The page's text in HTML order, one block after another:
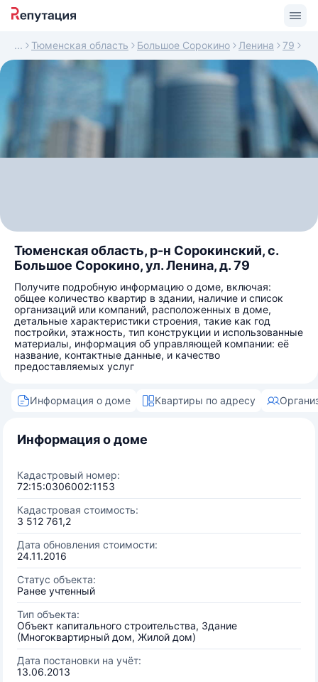
Тюменская область Большое Сорокино Ленина 79
Тюменская область, р-н Сорокинский, с.
Большое Сорокино, ул. Ленина, д. 79
Получите подробную информацию о доме, включая:
общее количество квартир в здании, наличие и список
организаций или компаний, расположенных в доме,
детальные характеристики строения, такие как год
постройки, этажность, тип конструкции и использованные
материалы, информация об управляющей компании: её
название, контактные данные, и качество
предоставляемых услуг
Информация о доме Квартиры по адресу
Информация о доме
Кадастровый номер:
72:15:0306002:1153
Кадастровая стоимость:
3 512 761,2
Дата обновления стоимости:
24.11.2016
Статус объекта:
Ранее учтенный
Тип объекта:
Объект капитального строительства, Здание
(Многоквартирный дом, Жилой дом)
Дата постановки на учёт:
13.06.2013